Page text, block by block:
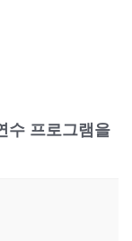
수 프로그램을